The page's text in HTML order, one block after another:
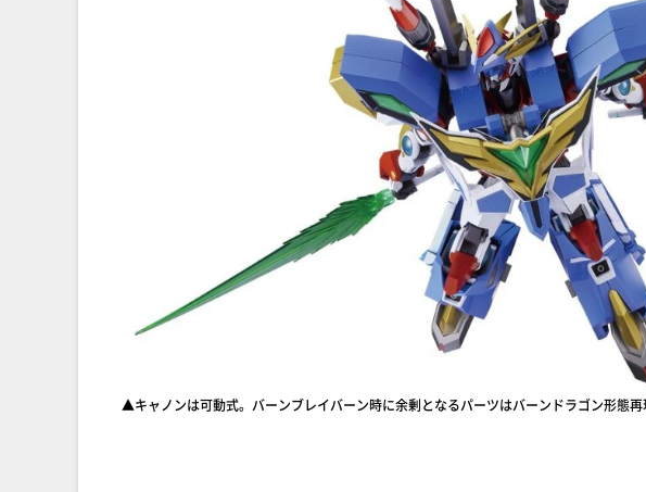
▲キャノンは可動式。バーンブレイバーン時に余剰となるパーツはバーンドラゴン形態